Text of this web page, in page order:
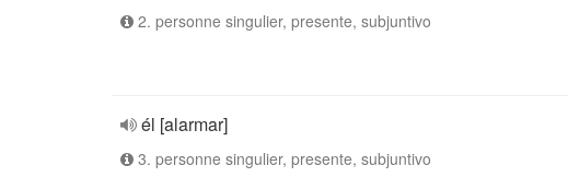
2. personne singulier, presente, subjuntivo
él [alarmar]
3. personne singulier, presente, subjuntivo